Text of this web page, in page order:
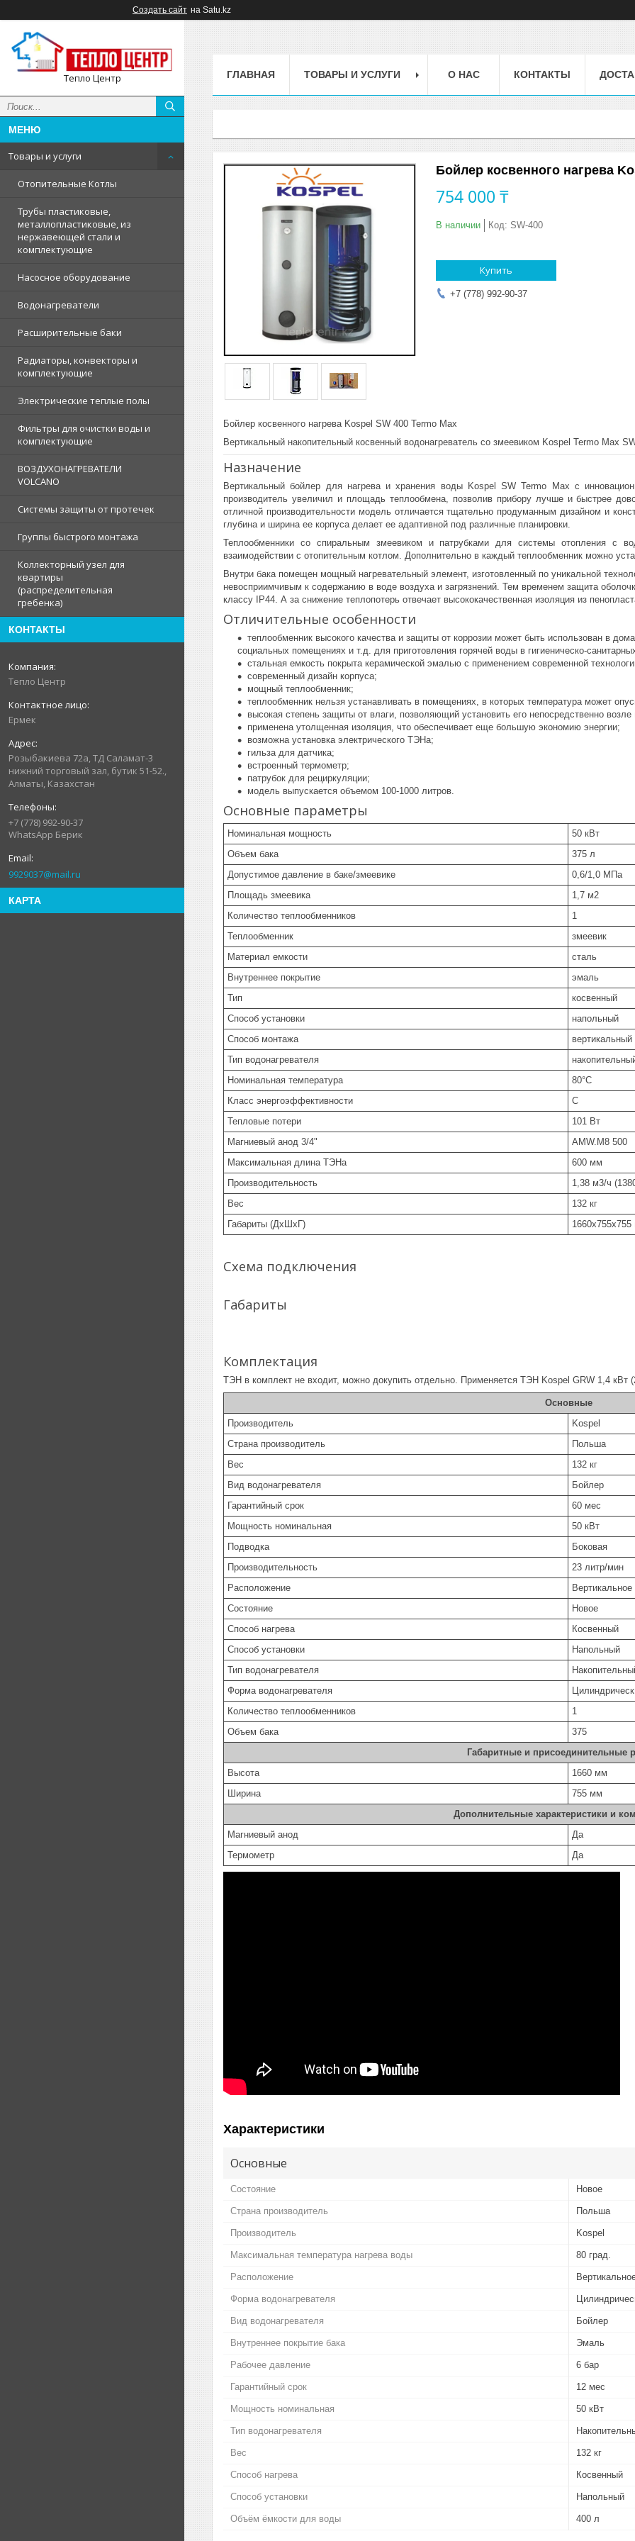
Создать сайт на Satu.kz
Тепло Центр
Товары и услуги
Отопительные Котлы
Трубы пластиковые,
металлопластиковые, из
нержавеющей стали и
комплектующие
Насосное оборудование
Водонагреватели
Расширительные баки
Радиаторы, конвекторы и
комплектующие
Электрические теплые полы
Фильтры для очистки воды и
комплектующие
ВОЗДУХОНАГРЕВАТЕЛИ
VOLCANO
Системы защиты от протечек
Группы быстрого монтажа
Коллекторный узел для
квартиры
(распределительная
гребенка)
КОНТАКТЫ
Тепло Центр
Ермек
Розыбакиева 72а, ТД Саламат-3
нижний торговый зал, бутик 51-52.,
Алматы, Казахстан
+7 (778) 992-90-37
WhatsApp Берик
9929037@mail.ru
КАРТА
ГЛАВНАЯ ТОВАРЫ И УСЛУГИ О НАС КОНТАКТЫ
Бойлер косвенного нагрева
754 000 ₸
В наличии Код: SW-400
Купить
+7 (778) 992-90-37
Бойлер косвенного нагрева Kospel SW 400 Termo Max
Вертикальный накопительный косвенный водонагреватель со змеевиком Kospel Termo Max
Назначение
Вертикальный бойлер для нагрева и хранения воды Kospel SW Termo Max с
производитель увеличил и площадь теплообмена, позволив прибору лучше и быстрее
отличной производительности модель отличается тщательно продуманным дизайном и
глубина и ширина ее корпуса делает ее адаптивной под различные планировки.
Теплообменники со спиральным змеевиком и патрубками для системы отопления с
взаимодействии с отопительным котлом. Дополнительно в каждый теплообменник можно
Внутри бака помещен мощный нагревательный элемент, изготовленный по уникальной
невосприимчивым к содержанию в воде воздуха и загрязнений. Тем временем защита
классу IP44. А за снижение теплопотерь отвечает высококачественная изоляция из
Отличительные особенности
теплообменник высокого качества и защиты от коррозии может быть использован в
социальных помещениях и т.д. для приготовления горячей воды в гигиеническо-
стальная емкость покрыта керамической эмалью с применением современной
современный дизайн корпуса;
мощный теплообменник;
теплообменник нельзя устанавливать в помещениях, в которых температура может
высокая степень защиты от влаги, позволяющий установить его непосредственно возле
применена утолщенная изоляция, что обеспечивает еще большую экономию энергии;
возможна установка электрического ТЭНа;
гильза для датчика;
встроенный термометр;
патрубок для рециркуляции;
модель выпускается объемом 100-1000 литров.
Основные параметры
Номинальная мощность
50 кВт
Объем бака
375 л
Допустимое давление в баке/змеевике
0,6/1,0 МПа
Площадь змеевика
1,7 м2
Количество теплообменников
1
Теплообменник
змеевик
Материал емкости
сталь
Внутреннее покрытие
эмаль
Тип
косвенный
Способ установки
напольный
Способ монтажа
вертикальный
Тип водонагревателя
Номинальная температура
80°С
Класс энергоэффективности
С
Тепловые потери
101 Вт
Магниевый анод 3/4"
AMW.M8 500
Максимальная длина ТЭНа
600 мм
Производительность
1,38 м3/ч
Вес
132 кг
Габариты (ДхШхГ)
Схема подключения
Габариты
Комплектация
ТЭН в комплект не входит, можно докупить отдельно. Применяется ТЭН Kospel GRW 1,4
Основные
Производитель
Kospel
Страна производитель
Польша
Вес
132 кг
Вид водонагревателя
Бойлер
Гарантийный срок
60 мес
Мощность номинальная
50 кВт
Подводка
Боковая
Производительность
23 литр/мин
Расположение
Вертикальное
Состояние
Новое
Способ нагрева
Косвенный
Способ установки
Напольный
Тип водонагревателя
Форма водонагревателя
Количество теплообменников
1
Объем бака
375
Габаритные и присоединительные
Высота
1660 мм
Ширина
755 мм
Дополнительные характеристики и
Магниевый анод
Да
Термометр
Да
Характеристики
Основные
Состояние Новое
Страна производитель Польша
Производитель Kospel
Максимальная температура нагрева воды 80 град.
Расположение
Форма водонагревателя
Вид водонагревателя Бойлер
Внутреннее покрытие бака Эмаль
Рабочее давление 6 бар
Гарантийный срок 12 мес
Мощность номинальная 50 кВт
Тип водонагревателя
Вес 132 кг
Способ нагрева Косвенный
Способ установки Напольный
Объём ёмкости для воды 400 л